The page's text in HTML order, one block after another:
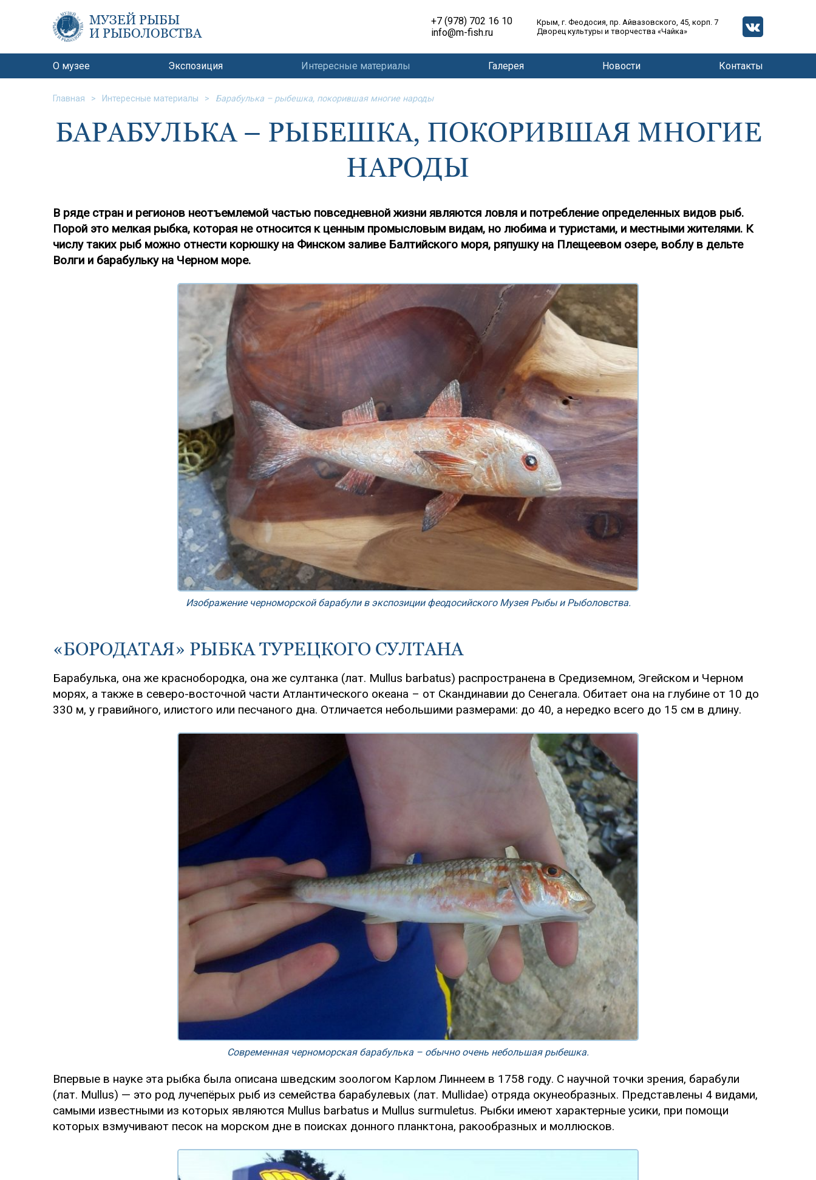
МУЗЕЙ РЫБЫ
И РЫБОЛОВСТВА
+7 (978) 702 16 10
info@m-fish.ru
Крым, г. Феодосия, пр. Айвазовского, 45, корп. 7
Дворец культуры и творчества «Чайка»
О музее Экспозиция Интересные материалы Галерея Новости Контакты
Главная Интересные материалы Барабулька – рыбешка, покорившая многие народы
БАРАБУЛЬКА – РЫБЕШКА, ПОКОРИВШАЯ МНОГИЕ
НАРОДЫ
В ряде стран и регионов неотъемлемой частью повседневной жизни являются ловля и потребление определенных видов рыб.
Порой это мелкая рыбка, которая не относится к ценным промысловым видам, но любима и туристами, и местными жителями. К
числу таких рыб можно отнести корюшку на Финском заливе Балтийского моря, ряпушку на Плещеевом озере, воблу в дельте
Волги и барабульку на Черном море.
Изображение черноморской барабули в экспозиции феодосийского Музея Рыбы и Рыболовства.
«БОРОДАТАЯ» РЫБКА ТУРЕЦКОГО СУЛТАНА
Барабулька, она же краснобородка, она же султанка (лат. Mullus barbatus) распространена в Средиземном, Эгейском и Черном
морях, а также в северо-восточной части Атлантического океана – от Скандинавии до Сенегала. Обитает она на глубине от 10 до
330 м, у гравийного, илистого или песчаного дна. Отличается небольшими размерами: до 40, а нередко всего до 15 см в длину.
Современная черноморская барабулька – обычно очень небольшая рыбешка.
Впервые в науке эта рыбка была описана шведским зоологом Карлом Линнеем в 1758 году. С научной точки зрения, барабули
(лат. Mullus) — это род лучепёрых рыб из семейства барабулевых (лат. Mullidae) отряда окунеобразных. Представлены 4 видами,
самыми известными из которых являются Mullus barbatus и Mullus surmuletus. Рыбки имеют характерные усики, при помощи
которых взмучивают песок на морском дне в поисках донного планктона, ракообразных и моллюсков.